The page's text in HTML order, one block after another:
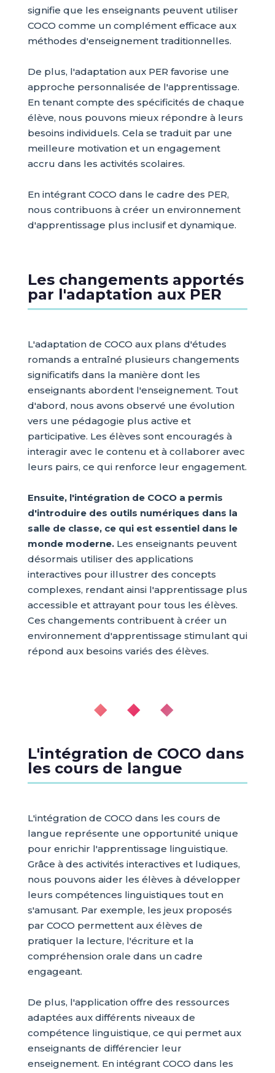
signifie que les enseignants peuvent utiliser
COCO comme un complément efficace aux
méthodes d'enseignement traditionnelles.
De plus, l'adaptation aux PER favorise une
approche personnalisée de l'apprentissage.
En tenant compte des spécificités de chaque
élève, nous pouvons mieux répondre à leurs
besoins individuels. Cela se traduit par une
meilleure motivation et un engagement
accru dans les activités scolaires.
En intégrant COCO dans le cadre des PER,
nous contribuons à créer un environnement
d'apprentissage plus inclusif et dynamique.
Les changements apportés
par l'adaptation aux PER
L'adaptation de COCO aux plans d'études
romands a entraîné plusieurs changements
significatifs dans la manière dont les
enseignants abordent l'enseignement. Tout
d'abord, nous avons observé une évolution
vers une pédagogie plus active et
participative. Les élèves sont encouragés à
interagir avec le contenu et à collaborer avec
leurs pairs, ce qui renforce leur engagement.
Ensuite, l'intégration de COCO a permis
d'introduire des outils numériques dans la
salle de classe, ce qui est essentiel dans le
monde moderne.Les enseignants peuvent
désormais utiliser des applications
interactives pour illustrer des concepts
complexes, rendant ainsi l'apprentissage plus
accessible et attrayant pour tous les élèves.
Ces changements contribuent à créer un
environnement d'apprentissage stimulant qui
répond aux besoins variés des élèves.
◆ ◆ ◆
L'intégration de COCO dans
les cours de langue
L'intégration de COCO dans les cours de
langue représente une opportunité unique
pour enrichir l'apprentissage linguistique.
Grâce à des activités interactives et ludiques,
nous pouvons aider les élèves à développer
leurs compétences linguistiques tout en
s'amusant. Par exemple, les jeux proposés
par COCO permettent aux élèves de
pratiquer la lecture, l'écriture et la
compréhension orale dans un cadre
engageant.
De plus, l'application offre des ressources
adaptées aux différents niveaux de
compétence linguistique, ce qui permet aux
enseignants de différencier leur
enseignement. En intégrant COCO dans les